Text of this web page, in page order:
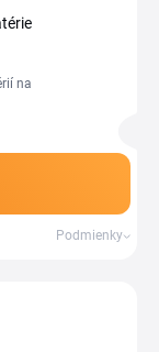
na
Podmienky